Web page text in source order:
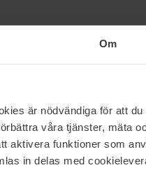
Om
är nödvändiga för att
våra tjänster, mäta
aktivera funktioner som
in delas med